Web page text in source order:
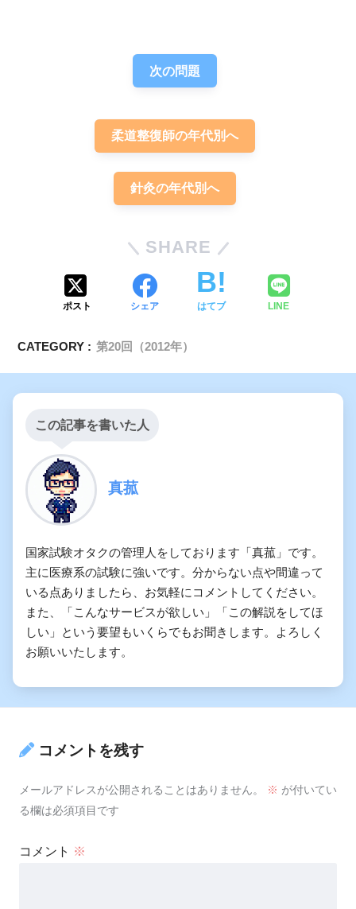
次の問題
柔道整復師の年代別へ
針灸の年代別へ
SHARE
ポスト シェア はてブ LINE
CATEGORY : 第20回（2012年）
この記事を書いた人
真菰
国家試験オタクの管理人をしております「真菰」です。
主に医療系の試験に強いです。分からない点や間違って
いる点ありましたら、お気軽にコメントしてください。
また、「こんなサービスが欲しい」「この解説をしてほ
しい」という要望もいくらでもお聞きします。よろしく
お願いいたします。
コメントを残す
メールアドレスが公開されることはありません。 ※ が付いてい
る欄は必須項目です
コメント ※